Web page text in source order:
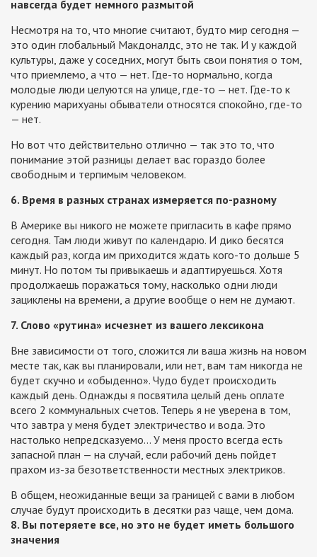
навсегда будет немного размытой
Несмотря на то, что многие считают, будто мир сегодня —
это один глобальный Макдоналдс, это не так. И у каждой
культуры, даже у соседних, могут быть свои понятия о том,
что приемлемо, а что — нет. Где-то нормально, когда
молодые люди целуются на улице, где-то — нет. Где-то к
курению марихуаны обыватели относятся спокойно, где-то
— нет.
Но вот что действительно отлично — так это то, что
понимание этой разницы делает вас гораздо более
свободным и терпимым человеком.
6. Время в разных странах измеряется по-разному
В Америке вы никого не можете пригласить в кафе прямо
сегодня. Там люди живут по календарю. И дико бесятся
каждый раз, когда им приходится ждать кого-то дольше 5
минут. Но потом ты привыкаешь и адаптируешься. Хотя
продолжаешь поражаться тому, насколько одни люди
зациклены на времени, а другие вообще о нем не думают.
7. Слово «рутина» исчезнет из вашего лексикона
Вне зависимости от того, сложится ли ваша жизнь на новом
месте так, как вы планировали, или нет, вам там никогда не
будет скучно и «обыденно». Чудо будет происходить
каждый день. Однажды я посвятила целый день оплате
всего 2 коммунальных счетов. Теперь я не уверена в том,
что завтра у меня будет электричество и вода. Это
настолько непредсказуемо… У меня просто всегда есть
запасной план — на случай, если рабочий день пойдет
прахом из-за безответственности местных электриков.
В общем, неожиданные вещи за границей с вами в любом
случае будут происходить в десятки раз чаще, чем дома.
8. Вы потеряете все, но это не будет иметь большого
значения